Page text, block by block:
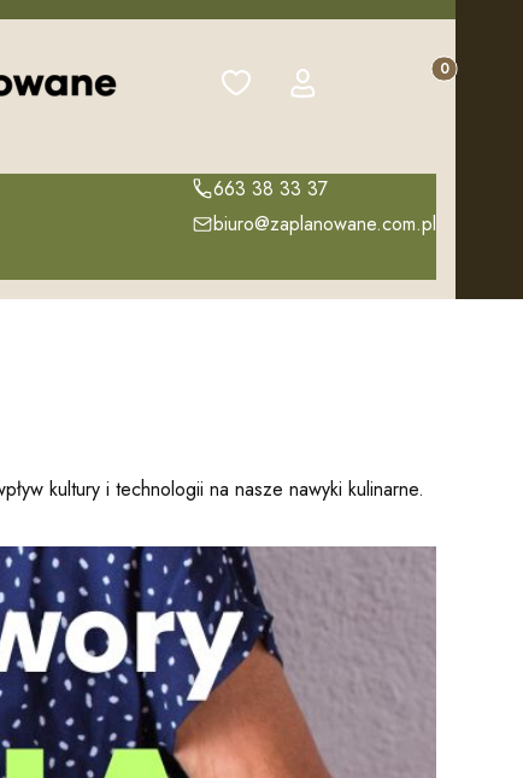
Ulubione Zaloguj się Produkty w
Koszyk
663 38 33 37
biuro@zaplanowane.com.pl
kultury i technologii na nasze nawyki kulinarne.